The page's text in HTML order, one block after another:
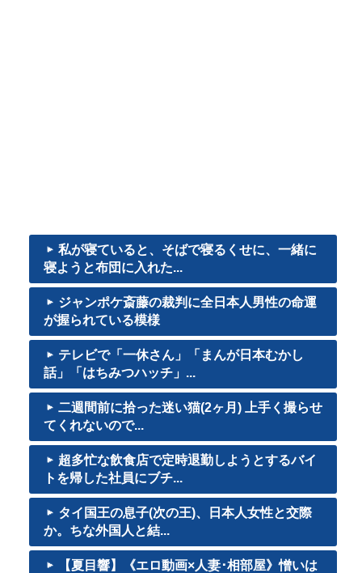
私が寝ていると、そばで寝るくせに、一緒に
寝ようと布団に入れた...
ジャンポケ斎藤の裁判に全日本人男性の命運
が握られている模様
テレビで「一休さん」「まんが日本むかし
話」「はちみつハッチ」...
二週間前に拾った迷い猫(2ヶ月) 上手く撮らせ
てくれないので...
超多忙な飲食店で定時退勤しようとするバイ
トを帰した社員にブチ...
タイ国王の息子(次の王)、日本人女性と交際
か。ちな外国人と結...
【夏目響】《エロ動画×人妻･相部屋》憎いは